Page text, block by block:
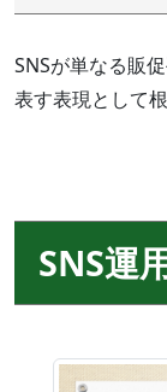
SNSが単なる販
表す表現として
SNS運